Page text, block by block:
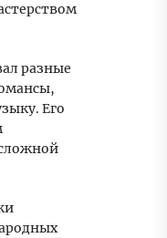
разные
Его